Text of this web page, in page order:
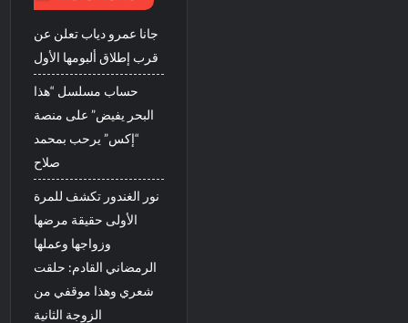
جانا عمرو دياب تعلن عن
قرب إطلاق ألبومها الأول
حساب مسلسل “هذا
البحر يفيض” على منصة
“إكس” يرحب بمحمد
صلاح
نور الغندور تكشف للمرة
الأولى حقيقة مرضها
وزواجها وعملها
الرمضاني القادم: حلقت
شعري وهذا موقفي من
الزوجة الثانية